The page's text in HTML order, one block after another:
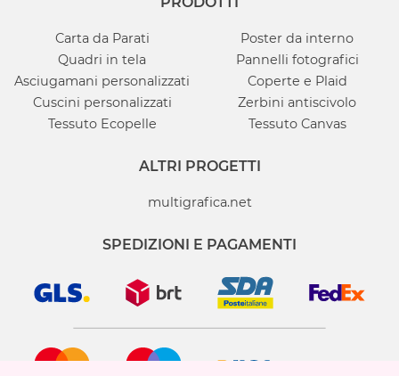
Carta da Parati
Poster da interno
Quadri in tela
Pannelli fotografici
Asciugamani personalizzati
Coperte e Plaid
Cuscini personalizzati
Zerbini antiscivolo
Tessuto Ecopelle
Tessuto Canvas
ALTRI PROGETTI
multigrafica.net
SPEDIZIONI E PAGAMENTI